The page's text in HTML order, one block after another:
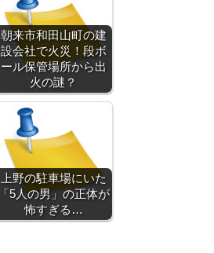
朝来市和田山町の建
設会社で火災！段ボ
ール保管場所から出
火の謎？
上野の駐車場にいた
「5人の男」の正体が
怖すぎる…